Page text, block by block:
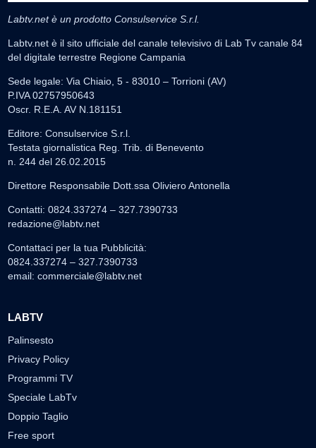
Labtv.net è un prodotto Consulservice S.r.l.
Labtv.net è il sito ufficiale del canale televisivo di Lab Tv canale 84
del digitale terrestre Regione Campania
Sede legale: Via Chiaio, 5 - 83010 – Torrioni (AV)
P.IVA 02757950643
Oscr. R.E.A. AV N.181151
Editore: Consulservice S.r.l.
Testata giornalistica Reg. Trib. di Benevento
n. 244 del 26.02.2015
Direttore Responsabile Dott.ssa Oliviero Antonella
Contatti: 0824.337274 – 327.7390733
redazione@labtv.net
Contattaci per la tua Pubblicità:
0824.337274 – 327.7390733
email: commerciale@labtv.net
LABTV
Palinsesto
Privacy Policy
Programmi TV
Speciale LabTv
Doppio Taglio
Free sport